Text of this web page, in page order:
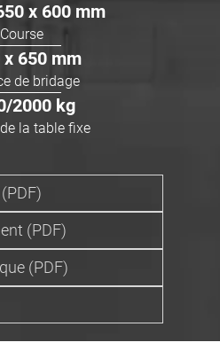
x 600 mm
Course
x 650 mm
de bridage
2000 kg
la table fixe
(PDF)
(PDF)